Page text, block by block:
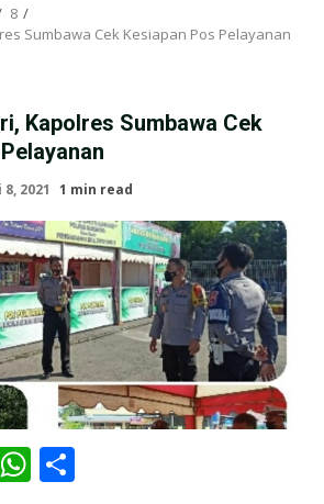
8
Sumbawa Cek Kesiapan Pos Pelayanan
Kapolres Sumbawa Cek
8, 2021 1 min read
WhatsApp